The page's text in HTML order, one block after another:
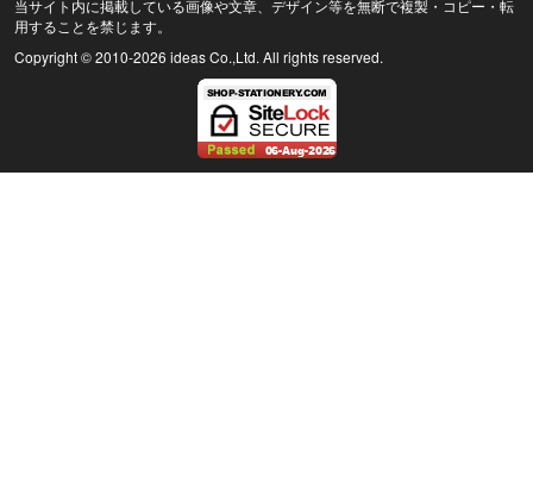
当サイト内に掲載している画像や文章、デザイン等を無断で複製・コピー・転
用することを禁じます。
Copyright © 2010-2026 ideas Co.,Ltd. All rights reserved.